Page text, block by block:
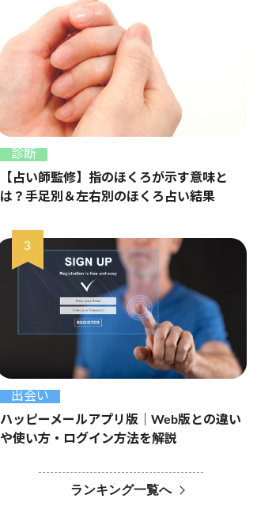
診断
【占い師監修】指のほくろが示す意味と
は？手足別＆左右別のほくろ占い結果
出会い
ハッピーメールアプリ版｜Web版との違い
や使い方・ログイン方法を解説
ランキング一覧へ